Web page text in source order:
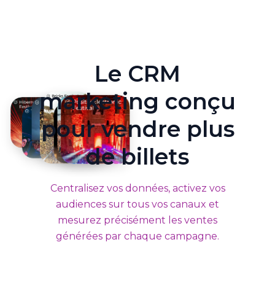
Le CRM
marketing conçu
pour vendre plus
de billets
Centralisez vos données, activez vos
audiences sur tous vos canaux et
mesurez précisément les ventes
générées par chaque campagne.